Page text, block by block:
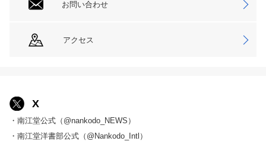
お問い合わせ
アクセス
X
・南江堂公式（@nankodo_NEWS）
・南江堂洋書部公式（@Nankodo_Intl）